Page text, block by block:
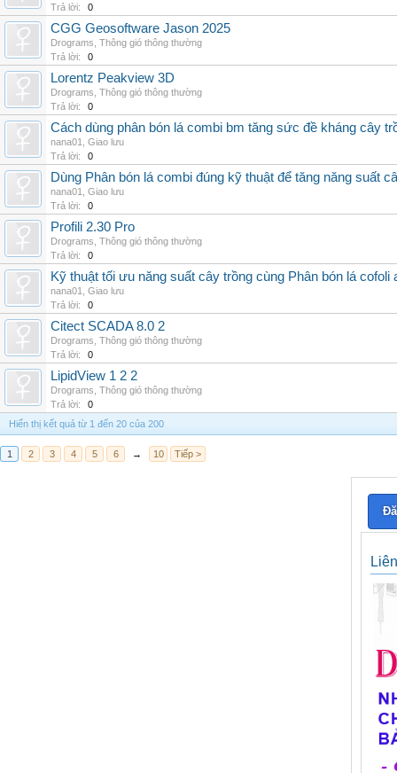
Trả lời:
0
CGG Geosoftware Jason 2025
Drograms Thông gió thông thường
Trả lời:
0
Lorentz Peakview 3D
Drograms Thông gió thông thường
Trả lời:
0
Cách dùng phân bón lá combi bm tăng sức đề kháng cây
nana01
Giao lưu
Trả lời:
0
Dùng Phân bón lá combi đúng kỹ thuật để tăng năng suất
nana01
Giao lưu
Trả lời:
0
Profili 2.30 Pro
Drograms Thông gió thông thường
Trả lời:
0
Kỹ thuật tối ưu năng suất cây trồng cùng Phân bón lá cofoli
nana01
Giao lưu
Trả lời:
0
Citect SCADA 8.0 2
Drograms Thông gió thông thường
Trả lời:
0
LipidView 1 2 2
Drograms Thông gió thông thường
Trả lời:
0
Hiển thị kết quả từ 1 đến 20 của 200
1 2 3 4 5 6 → 10 Tiếp >